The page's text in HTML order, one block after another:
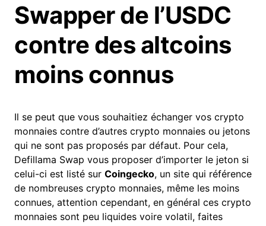
Swapper de l’USDC
contre des altcoins
moins connus
Il se peut que vous souhaitiez échanger vos crypto
monnaies contre d’autres crypto monnaies ou jetons
qui ne sont pas proposés par défaut. Pour cela,
Defillama Swap vous proposer d’importer le jeton si
celui-ci est listé sur Coingecko, un site qui référence
de nombreuses crypto monnaies, même les moins
connues, attention cependant, en général ces crypto
monnaies sont peu liquides voire volatil, faites